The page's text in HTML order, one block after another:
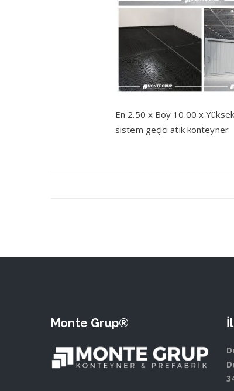
En 2.50 x Boy 10.00 x
sistem geçici atık konteyner
Monte Grup®